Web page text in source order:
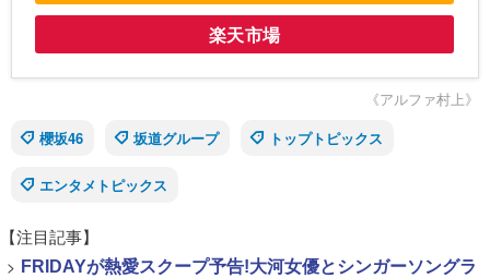
楽天市場
《アルファ村上》
櫻坂46
坂道グループ トップトピックス
エンタメトピックス
【注目記事】
> FRIDAYが熱愛スクープ予告!大河女優とシンガーソングラ